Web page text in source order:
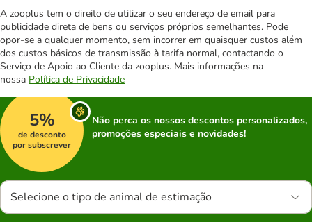
A zooplus tem o direito de utilizar o seu endereço de email para
publicidade direta de bens ou serviços próprios semelhantes. Pode
opor-se a qualquer momento, sem incorrer em quaisquer custos além
dos custos básicos de transmissão à tarifa normal, contactando o
Serviço de Apoio ao Cliente da zooplus. Mais informações na
nossa Política de Privacidade
5%
de desconto
por subscrever
Não perca os nossos descontos personalizados,
promoções especiais e novidades!
Selecione o tipo de animal de estimação